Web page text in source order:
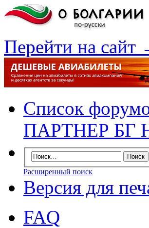
Перейти на сайт
Список
ПАРТНЕР БГ
Расширенный поиск
Версия для
FAQ